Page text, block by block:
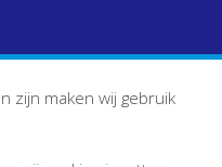
zijn maken wij gebruik